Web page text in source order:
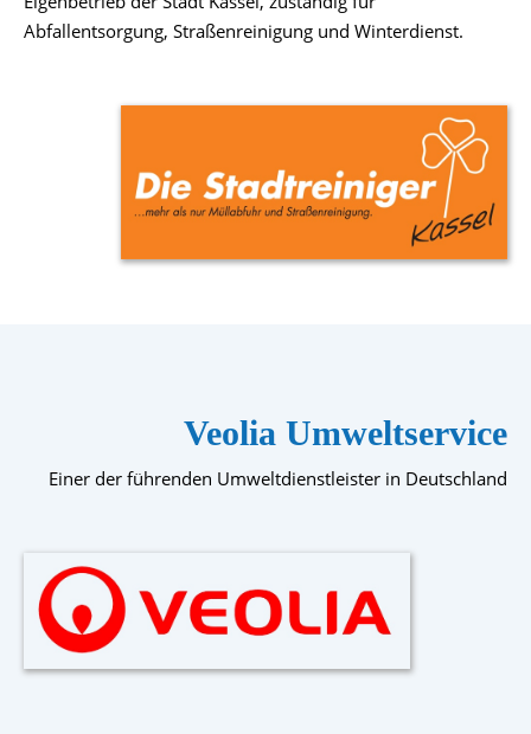
Abfallentsorgung, Straßenreinigung und Winterdienst.
Veolia Umweltservice
Einer der führenden Umweltdienstleister in Deutschland